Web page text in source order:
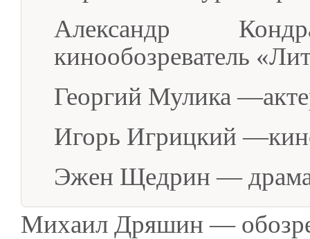
Александр
кинообозреватель
Георгий Мулика
Игорь Игрицкий
Эжен Щедрин —
Михаил Дряшин —